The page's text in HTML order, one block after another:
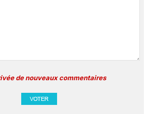
de nouveaux commentaires